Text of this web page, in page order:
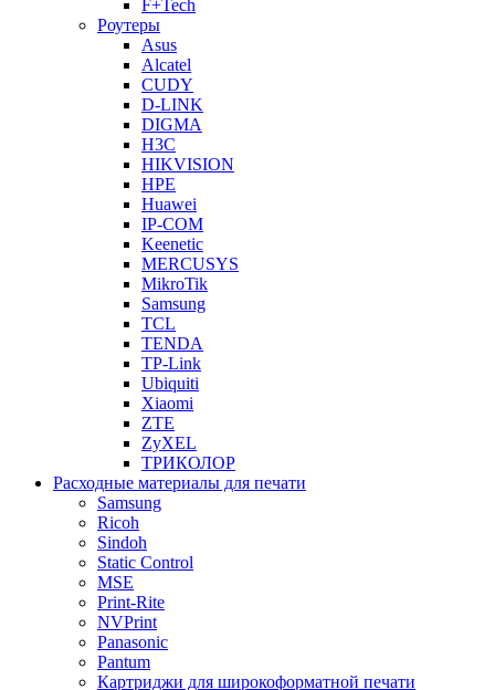
F+Tech
Роутеры
Asus
Alcatel
CUDY
D-LINK
DIGMA
H3C
HIKVISION
HPE
Huawei
IP-COM
Keenetic
MERCUSYS
MikroTik
Samsung
TCL
TENDA
TP-Link
Ubiquiti
Xiaomi
ZTE
ZyXEL
ТРИКОЛОР
Расходные материалы для печати
Samsung
Ricoh
Sindoh
Static Control
MSE
Print-Rite
NVPrint
Panasonic
Pantum
Картриджи для широкоформатной печати